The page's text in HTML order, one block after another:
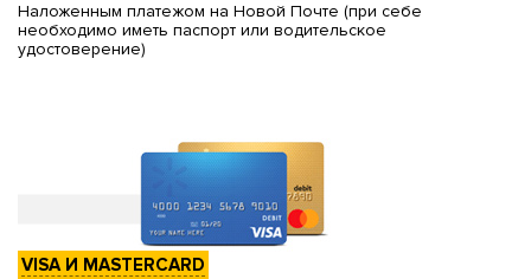
Наложенным платежом на Новой Почте (при себе
необходимо иметь паспорт или водительское
удостоверение)
VISA И MASTERCARD